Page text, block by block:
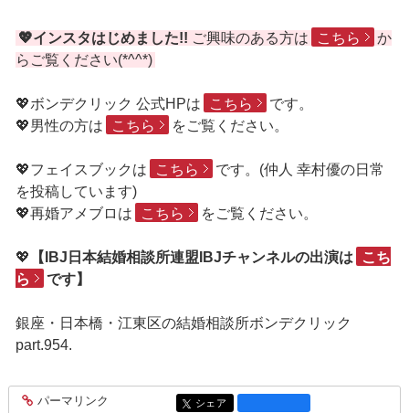
💖インスタはじめました!! ご興味のある方は こちら
か
らご覧ください(*^^*)
💖ボンデクリック 公式HPは こちら
です。
💖男性の方は
こちら をご覧ください。
💖フェイスブックは こちら
です。(仲人 幸村優の日常
を投稿しています)
💖再婚アメブロは
こちら をご覧ください。
💖 【IBJ日本結婚相談所連盟IBJチャンネルの出演は
こち
ら
です】
銀座・日本橋・江東区の結婚相談所ボンデクリック
part.954.
entry2599
パーマリンク entry2599
シェア